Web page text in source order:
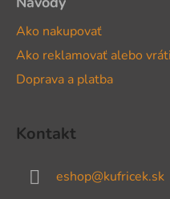
Ako nakupovať
Ako reklamovať alebo
Doprava a platba
Kontakt
eshop@kufricek.sk